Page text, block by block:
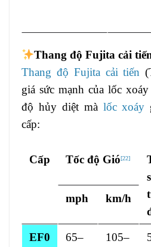
Thang độ Fujita cải
Thang độ Fujita cải tiến
giá sức mạnh của lốc
độ hủy diệt mà lốc xoáy
cấp:
Cấp Tốc độ Gió[22]
mph
km/h
EF0
65–
105–